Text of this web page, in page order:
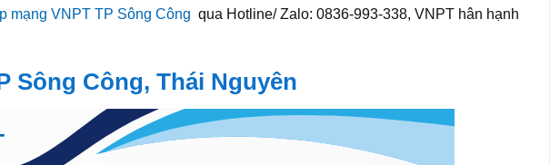
mạng VNPT TP Sông Công qua Hotline/ Zalo: 0836-993-338, VNPT hân hạnh
Sông Công, Thái Nguyên